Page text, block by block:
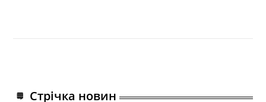
Стрічка новин